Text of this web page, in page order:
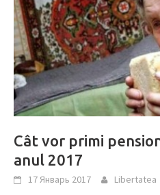
Cât vor primi
anul 2017
17 Январь 2017 Libertatea